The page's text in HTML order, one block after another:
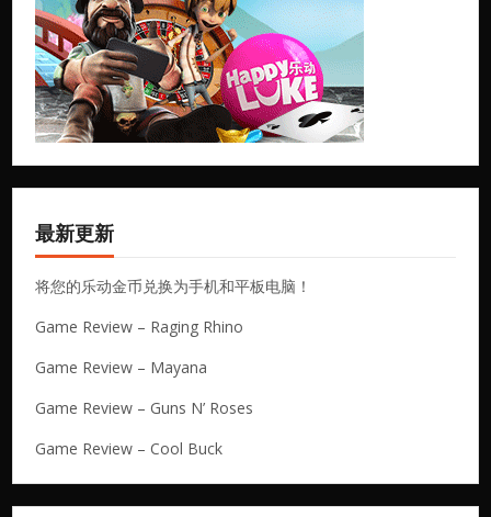
最新更新
将您的乐动金币兑换为手机和平板电脑！
Game Review – Raging Rhino
Game Review – Mayana
Game Review – Guns N’ Roses
Game Review – Cool Buck